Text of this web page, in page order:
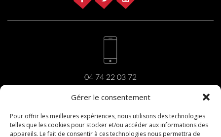
Gérer le consentement
Pour offrir les meilleures expériences, nous utilisons des technologies
telles que les cookies pour stocker et/ou accéder aux informations des
appareils. Le fait de consentir à ces technologies nous permettra de
04 74 22 03 72
carrara@carrara.fr